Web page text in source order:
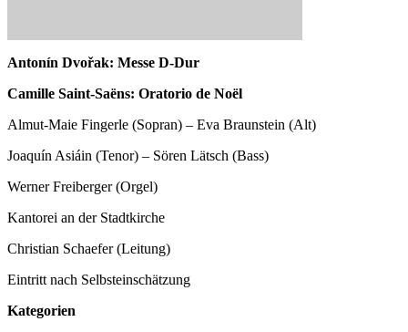
Antonín Dvořak: Messe D-Dur
Camille Saint-Saëns: Oratorio de Noël
Almut-Maie Fingerle (Sopran) – Eva Braunstein (Alt)
Joaquín Asiáin (Tenor) – Sören Lätsch (Bass)
Werner Freiberger (Orgel)
Kantorei an der Stadtkirche
Christian Schaefer (Leitung)
Eintritt nach Selbsteinschätzung
Kategorien